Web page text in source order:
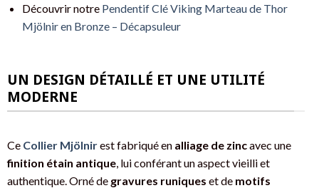
Découvrir notre Pendentif Clé Viking Marteau de Thor
Mjölnir en Bronze – Décapsuleur
UN DESIGN DÉTAILLÉ ET UNE UTILITÉ
MODERNE
Ce Collier Mjölnirest fabriqué en alliage de zincavec une
finition étain antique, lui conférant un aspect vieilli et
authentique. Orné de gravures runiques et de motifs